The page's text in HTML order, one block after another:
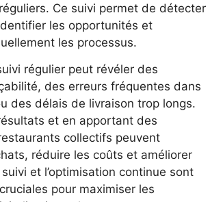
Ce suivi permet de détecter
les opportunités et
les processus.
régulier peut révéler des
des erreurs fréquentes dans
des délais de livraison trop longs.
et en apportant des
collectifs peuvent
réduire les coûts et améliorer
et l’optimisation continue sont
pour maximiser les